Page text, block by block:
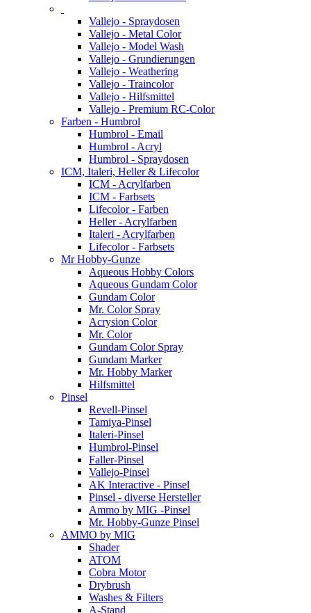
Vallejo - Spraydosen
Vallejo - Metal Color
Vallejo - Model Wash
Vallejo - Grundierungen
Vallejo - Weathering
Vallejo - Traincolor
Vallejo - Hilfsmittel
Vallejo - Premium RC-Color
Farben - Humbrol
Humbrol - Email
Humbrol - Acryl
Humbrol - Spraydosen
ICM, Italeri, Heller & Lifecolor
ICM - Acrylfarben
ICM - Farbsets
Lifecolor - Farben
Heller - Acrylfarben
Italeri - Acrylfarben
Lifecolor - Farbsets
Mr Hobby-Gunze
Aqueous Hobby Colors
Aqueous Gundam Color
Gundam Color
Mr. Color Spray
Acrysion Color
Mr. Color
Gundam Color Spray
Gundam Marker
Mr. Hobby Marker
Hilfsmittel
Pinsel
Revell-Pinsel
Tamiya-Pinsel
Italeri-Pinsel
Humbrol-Pinsel
Faller-Pinsel
Vallejo-Pinsel
AK Interactive - Pinsel
Pinsel - diverse Hersteller
Ammo by MIG -Pinsel
Mr. Hobby-Gunze Pinsel
AMMO by MIG
Shader
ATOM
Cobra Motor
Drybrush
Washes & Filters
A-Stand